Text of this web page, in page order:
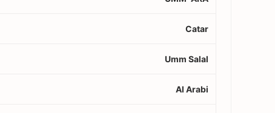
Catar
Umm Salal
Al Arabi